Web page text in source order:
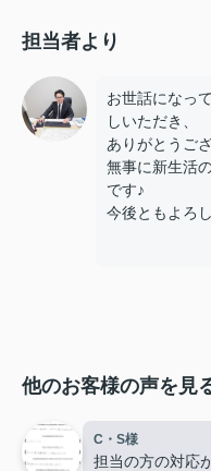
担当者より
お世話になっ
しいただき、
ありがとうご
無事に新生活
です♪
今後ともよろ
他のお客様の声を見
C・S様
担当の方の対応